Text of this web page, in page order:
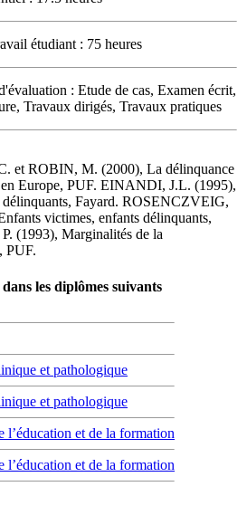
étudiant : 75 heures
: Etude de cas, Examen écrit,
Travaux dirigés, Travaux pratiques
et ROBIN, M. (2000), La délinquance
en Europe, PUF. EINANDI, J.L. (1995),
délinquants, Fayard. ROSENCZVEIG,
victimes, enfants délinquants,
(1993), Marginalités de la
PUF.
les diplômes suivants
et pathologique
et pathologique
l’éducation et de la formation
l’éducation et de la formation